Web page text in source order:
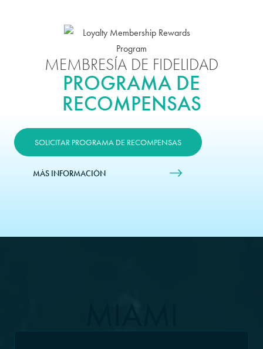
MEMBRESÍA DE FIDELIDAD
PROGRAMA DE
RECOMPENSAS
SOLICITAR PROGRAMA DE RECOMPENSAS
MÁS INFORMACIÓN